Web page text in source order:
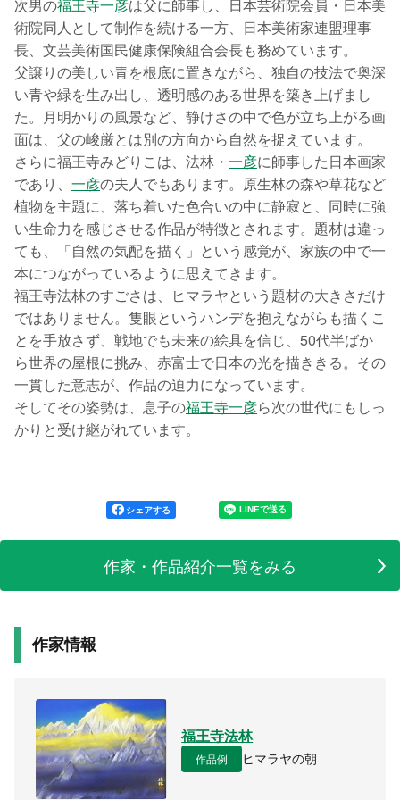
次男の福王寺一彦は父に師事し、日本芸術院会員・日本美
術院同人として制作を続ける一方、日本美術家連盟理事
長、文芸美術国民健康保険組合会長も務めています。
父譲りの美しい青を根底に置きながら、独自の技法で奥深
い青や緑を生み出し、透明感のある世界を築き上げまし
た。月明かりの風景など、静けさの中で色が立ち上がる画
面は、父の峻厳とは別の方向から自然を捉えています。
さらに福王寺みどりこは、法林・ 一彦に師事した日本画家
であり、 一彦の夫人でもあります。原生林の森や草花など
植物を主題に、落ち着いた色合いの中に静寂と、同時に強
い生命力を感じさせる作品が特徴とされます。題材は違っ
ても、「自然の気配を描く」という感覚が、家族の中で一
本につながっているように思えてきます。
福王寺法林のすごさは、ヒマラヤという題材の大きさだけ
ではありません。隻眼というハンデを抱えながらも描くこ
とを手放さず、戦地でも未来の絵具を信じ、50代半ばか
ら世界の屋根に挑み、赤富士で日本の光を描ききる。その
一貫した意志が、作品の迫力になっています。
そしてその姿勢は、息子の福王寺一彦ら次の世代にもしっ
かりと受け継がれています。
シェアする
作家・作品紹介一覧をみる
作家情報
福王寺法林
作品例 ヒマラヤの朝